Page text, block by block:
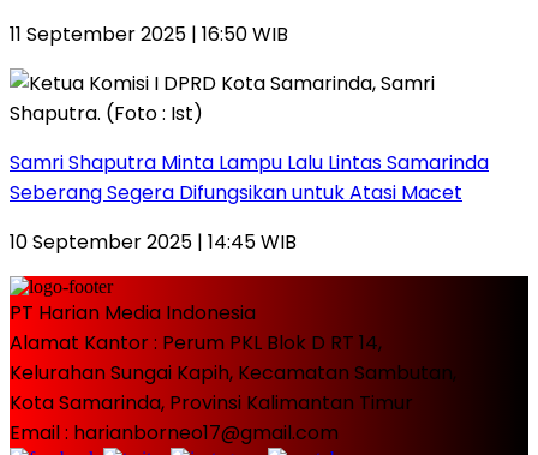
11 September 2025 | 16:50 WIB
Samri Shaputra Minta Lampu Lalu Lintas Samarinda
Seberang Segera Difungsikan untuk Atasi Macet
10 September 2025 | 14:45 WIB
PT Harian Media Indonesia
Alamat Kantor : Perum PKL Blok D RT 14,
Kelurahan Sungai Kapih, Kecamatan Sambutan,
Kota Samarinda, Provinsi Kalimantan Timur
Email : harianborneo17@gmail.com